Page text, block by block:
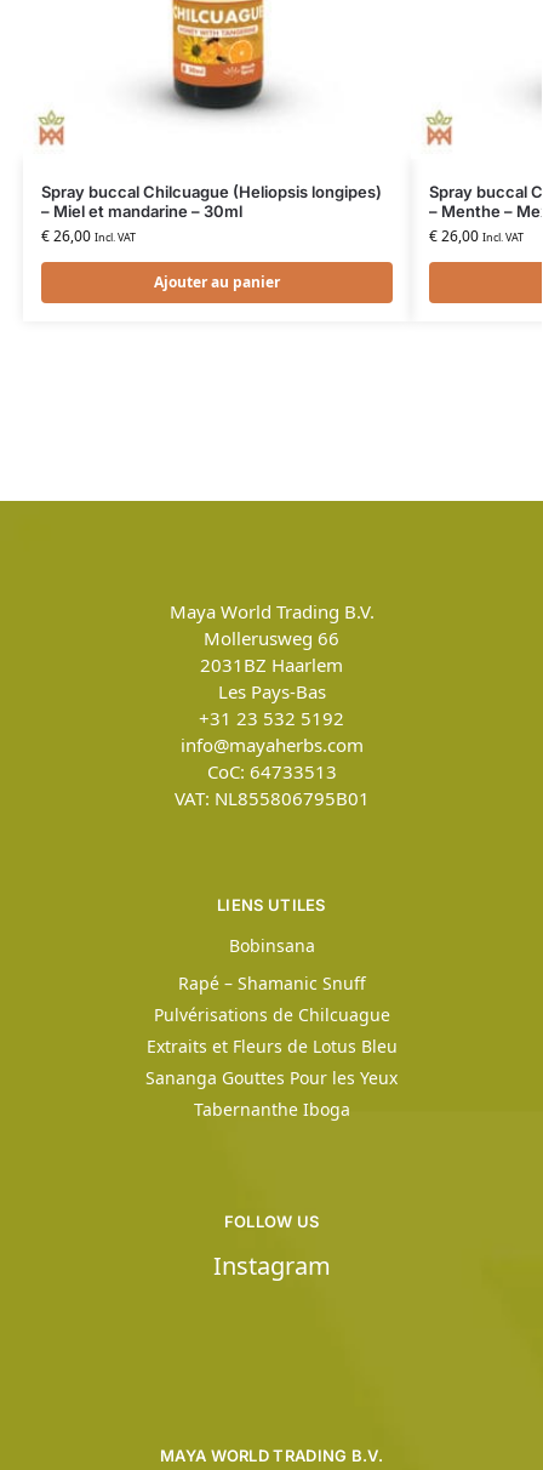
Spray buccal Chilcuague (Heliopsis longipes)
– Miel et mandarine – 30ml
€26,00 Incl. VAT
Ajouter au panier
Spray buccal
– Menthe –
€26,00 Incl. VAT
Maya World Trading B.V.
Mollerusweg 66
2031BZ Haarlem
Les Pays-Bas
+31 23 532 5192
info@mayaherbs.com
CoC: 64733513
VAT: NL855806795B01
LIENS UTILES
Bobinsana
Rapé – Shamanic Snuff
Pulvérisations de Chilcuague
Extraits et Fleurs de Lotus Bleu
Sananga Gouttes Pour les Yeux
Tabernanthe Iboga
MAYA WORLD TRADING B.V.
FOLLOW US
Instagram